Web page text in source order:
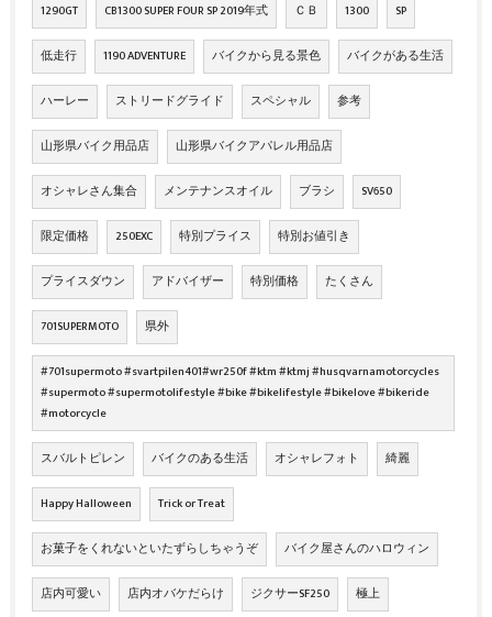
1290GT CB1300 SUPER FOUR SP 2019年式 ＣＢ 1300 SP
低走行 1190 ADVENTURE バイクから見る景色 バイクがある生活
ハーレー ストリードグライド スペシャル 参考
山形県バイク用品店 山形県バイクアパレル用品店
オシャレさん集合 メンテナンスオイル ブラシ SV650
限定価格 250EXC 特別プライス 特別お値引き
プライスダウン アドバイザー 特別価格 たくさん
701SUPERMOTO 県外
#701supermoto #svartpilen401#wr250f #ktm #ktmj #husqvarnamotorcycles
#supermoto #supermotolifestyle #bike #bikelifestyle #bikelove #bikeride
#motorcycle
スバルトピレン バイクのある生活 オシャレフォト 綺麗
Happy Halloween Trick or Treat
お菓子をくれないといたずらしちゃうぞ バイク屋さんのハロウィン
店内可愛い 店内オバケだらけ ジクサーSF250 極上